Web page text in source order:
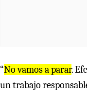
“No vamos a parar.
un trabajo